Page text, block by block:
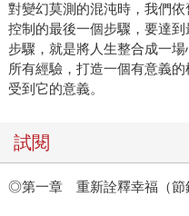
對變幻莫測的混沌時，我們
控制的最後一個步驟，要達
步驟，就是將人生整合成一
所有經驗，打造一個有意義
受到它的意義。
試閱
◎第一章 重新詮釋幸福（節